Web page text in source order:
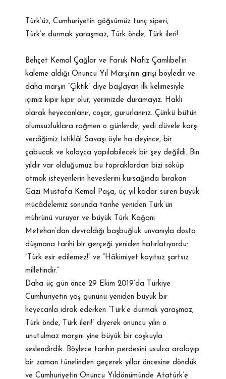
Türk’üz, Cumhuriyetin göğsümüz tunç siperi,
Türk’e durmak yaraşmaz, Türk önde, Türk ileri!
Behçet Kemal Çağlar ve Faruk Nafiz Çamlıbel’in
kaleme aldığı Onuncu Yıl Marşı’nın girişi böyledir ve
daha marşın “Çıktık” diye başlayan ilk kelimesiyle
içimiz kıpır kıpır olur; yerimizde duramayız. Haklı
olarak heyecanlanır, coşar, gururlanırız. Çünkü bütün
olumsuzluklara rağmen o günlerde, yedi düvele karşı
verdiğimiz İstiklâl Savaşı öyle ha deyince, bir
çabucak ve kolayca yapılabilecek bir şey değildi. Bin
yıldır var olduğumuz bu topraklardan bizi söküp
atmak isteyenlerin heveslerini kursağında bırakan
Gazi Mustafa Kemal Paşa, üç yıl kadar süren büyük
mücâdelemiz sonunda tarihe yeniden Türk’ün
mührünü vuruyor ve büyük Türk Kağanı
Metehan’dan devraldığı başbuğluk unvanıyla dosta
düşmana tarihi bir gerçeği yeniden hatırlatıyordu:
“Türk esir edilemez!” ve “Hâkimiyet kayıtsız şartsız
milletindir.”
Daha üç gün önce 29 Ekim 2019’da Türkiye
Cumhuriyetin yaş gününü yeniden büyük bir
heyecanla idrak ederken “Türk’e durmak yaraşmaz,
Türk önde, Türk ileri!” diyerek onuncu yılın o
unutulmaz marşını yine büyük bir coşkuyla
seslendirdik. Böylece tarihin perdesini usulca aralayıp
bir zaman tünelinden geçerek yıllar öncesine döndük
ve Cumhuriyetin Onuncu Yıldönümünde Atatürk’e